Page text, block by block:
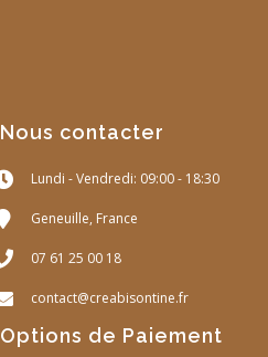
Nous contacter
Lundi - Vendredi: 09:00 - 18:30
Geneuille, France
07 61 25 00 18
contact@creabisontine.fr
Options de Paiement